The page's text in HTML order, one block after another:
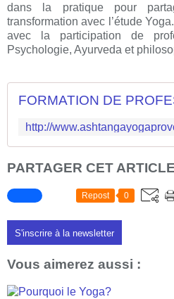
dans la pratique pour
transformation avec l’étude
avec la participation de
Psychologie, Ayurveda et
PARTAGER CET ARTICLE
Repost 0
S'inscrire à la newsletter
Vous aimerez aussi :